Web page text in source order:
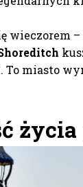
wieczorem
miasto
życia